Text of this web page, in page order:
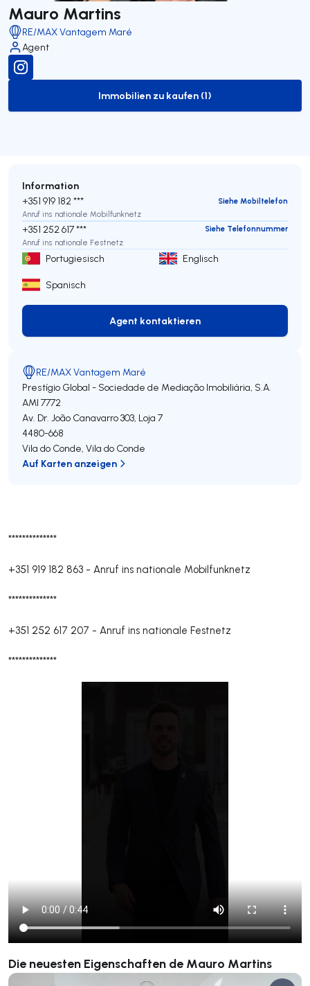
Mauro Martins
RE/MAX Vantagem Maré
Agent
to-buy-listing
Immobilien zu kaufen (1)
**************
+351 919 182 863 - Anruf ins nationale Mobilfunknetz
**************
+351 252 617 207 - Anruf ins nationale Festnetz
**************
Die neuesten Eigenschaften de Mauro Martins
Information
+351 919 182 ***
Siehe Mobiltelefon
Anruf ins nationale Mobilfunknetz
+351 252 617 ***
Siehe Telefonnummer
Anruf ins nationale Festnetz
Portugiesisch Englisch
Spanisch
Agent kontaktieren
Agent kontaktieren
RE/MAX Vantagem Maré
Prestígio Global - Sociedade de Mediação Imobiliária, S.A.
AMI 7772
Av. Dr. João Canavarro 303, Loja 7
4480-668
Vila do Conde, Vila do Conde
Auf Karten anzeigen